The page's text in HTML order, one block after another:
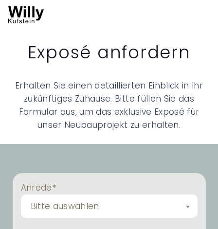
Exposé anfordern
Erhalten Sie einen detaillierten Einblick in Ihr
zukünftiges Zuhause. Bitte füllen Sie das
Formular aus, um das exklusive Exposé für
unser Neubauprojekt zu erhalten.
Anrede*
Bitte auswählen